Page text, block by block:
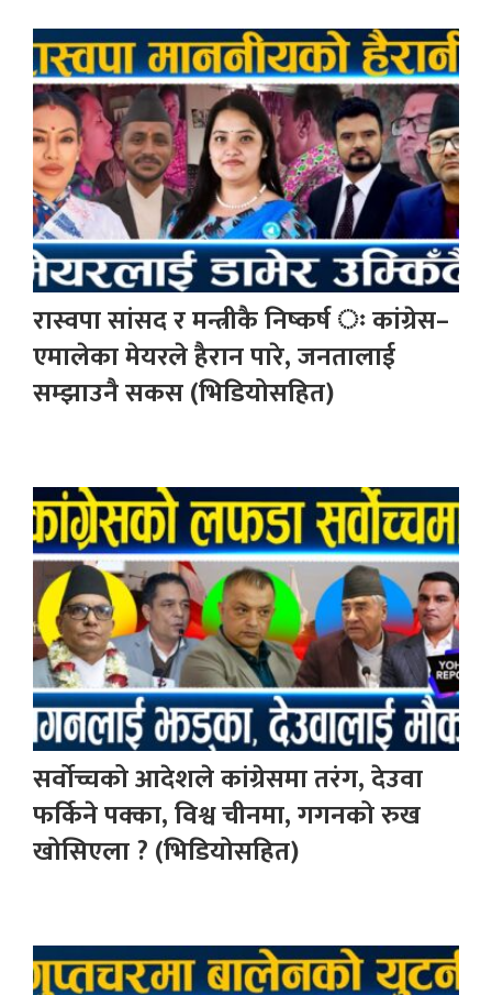
रास्वपा सांसद र मन्त्रीकै निष्कर्ष ः कांग्रेस–
एमालेका मेयरले हैरान पारे, जनतालाई
सम्झाउनै सकस (भिडियोसहित)
सर्वोच्चको आदेशले कांग्रेसमा तरंग, देउवा
फर्किने पक्का, विश्व चीनमा, गगनको रुख
खोसिएला ? (भिडियोसहित)